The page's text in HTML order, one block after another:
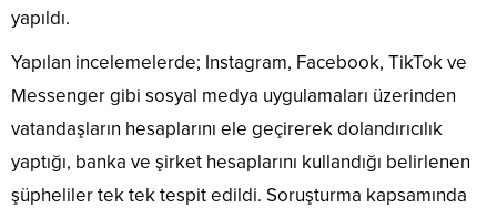
yapıldı.
Yapılan incelemelerde; Instagram, Facebook, TikTok ve
Messenger gibi sosyal medya uygulamaları üzerinden
vatandaşların hesaplarını ele geçirerek dolandırıcılık
yaptığı, banka ve şirket hesaplarını kullandığı belirlenen
şüpheliler tek tek tespit edildi. Soruşturma kapsamında